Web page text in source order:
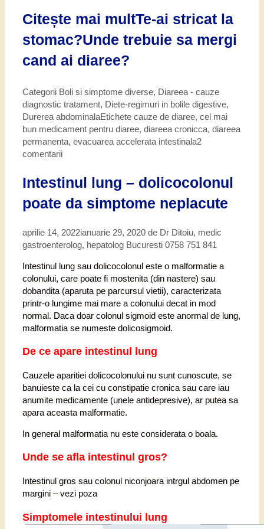
Citește mai multTe-ai stricat la
stomac?Unde trebuie sa mergi
cand ai diaree?
Categorii Boli si simptome diverse, Diareea - cauze
diagnostic tratament, Diete-regimuri in bolile digestive,
Durerea abdominalaEtichete cauze de diaree, cel mai
bun medicament pentru diaree, diareea cronicca, diareea
permanenta, evacuarea accelerata intestinala2
comentarii
Intestinul lung – dolicocolonul
poate da simptome neplacute
aprilie 14, 2022ianuarie 29, 2020 de Dr Ditoiu, medic
gastroenterolog, hepatolog Bucuresti 0758 751 841
Intestinul lung sau dolicocolonul este o malformatie a
colonului, care poate fi mostenita (din nastere) sau
dobandita (aparuta pe parcursul vietii), caracterizata
printr-o lungime mai mare a colonului decat in mod
normal. Daca doar colonul sigmoid este anormal de lung,
malformatia se numeste dolicosigmoid.
De ce apare intestinul lung
Cauzele aparitiei dolicocolonului nu sunt cunoscute, se
banuieste ca la cei cu constipatie cronica sau care iau
anumite medicamente (unele antidepresive), ar putea sa
apara aceasta malformatie.
In general malformatia nu este considerata o boala.
Unde se afla intestinul gros?
Intestinul gros sau colonul niconjoara intrgul abdomen pe
margini – vezi poza
Simptomele intestinului lung